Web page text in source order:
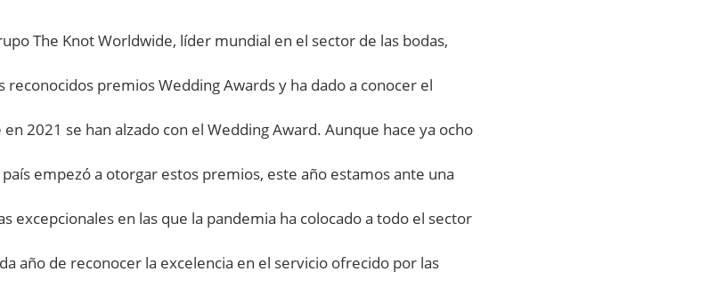
The Knot Worldwide, líder mundial en el sector de las bodas,
reconocidos premios Wedding Awards y ha dado a conocer el
2021 se han alzado con el Wedding Award. Aunque hace ya ocho
empezó a otorgar estos premios, este año estamos ante una
excepcionales en las que la pandemia ha colocado a todo el sector
año de reconocer la excelencia en el servicio ofrecido por las